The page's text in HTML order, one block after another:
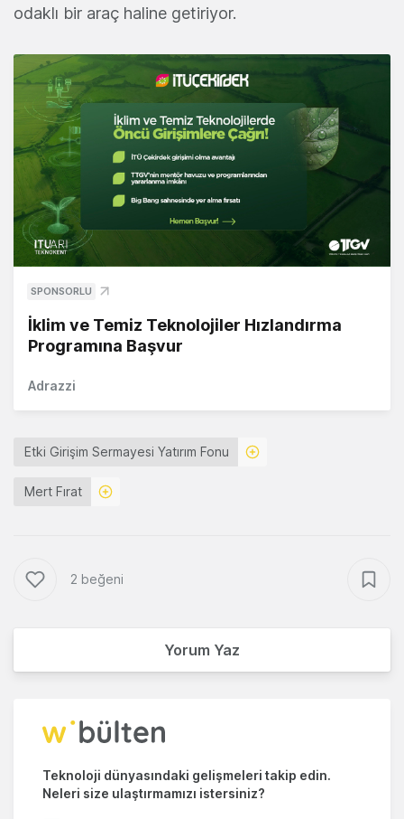
odaklı bir araç haline getiriyor.
SPONSORLU
İklim ve Temiz Teknolojiler Hızlandırma
Programına Başvur
Adrazzi
Etki Girişim Sermayesi Yatırım Fonu
Mert Fırat
2 beğeni
Yorum Yaz
Teknoloji dünyasındaki gelişmeleri takip edin.
Neleri size ulaştırmamızı istersiniz?